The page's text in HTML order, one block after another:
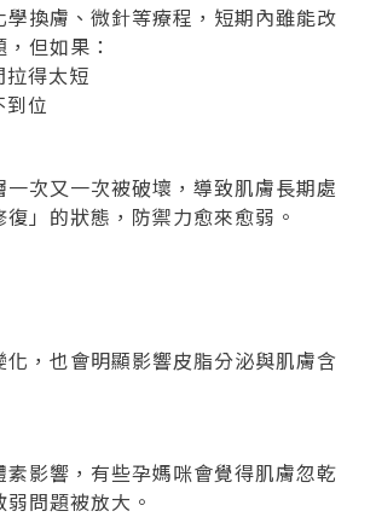
學換膚、微針等療程，短期內雖能改
但如果：
得太短
位
次又一次被破壞，導致肌膚長期處
」的狀態，防禦力愈來愈弱。
，也會明顯影響皮脂分泌與肌膚含
素影響，有些孕媽咪會覺得肌膚忽乾
問題被放大。